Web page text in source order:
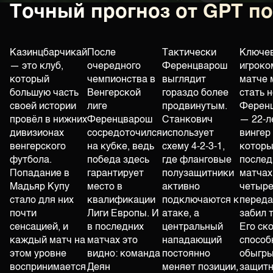
Точный прогноз от GPT
Казинцбарчикай
— это клуб,
который
большую часть
своей истории
провёл в нижних
дивизионах
венгерского
футбола.
Попадание в
Мадьяр Купу
стало для них
почти
сенсацией, и
каждый матч на
этом уровне
воспринимается
После
очередного
чемпионства в
Венгерской
лиге
Ференцварош
сосредоточился
на кубке, ведь
победа здесь
гарантирует
место в
квалификации
Лиги Европы. И
в последних
матчах это
видно: команда
Деян
Тактически
Ференцварош
выглядит
гораздо более
продвинутым.
Станкович
использует
схему 4-2-3-1,
где фланговые
полузащитники
активно
подключаются к
атаке, а
центральный
нападающий
постоянно
меняет позиции,
матче
стать
— 22-
забил
Его